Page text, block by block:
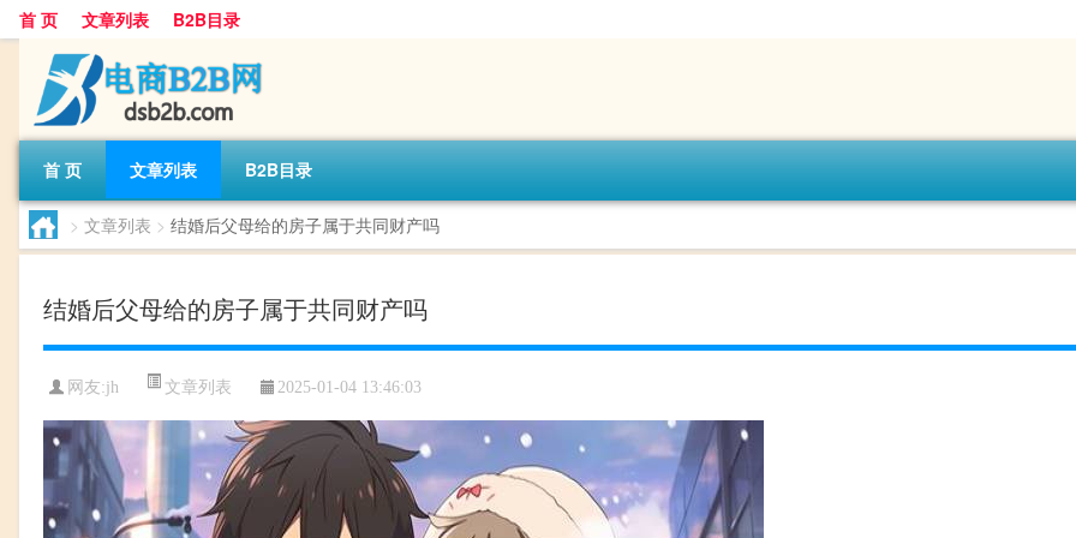
首 页 文章列表 B2B目录
首 页 文章列表 B2B目录
> 文章列表 > 结婚后父母给的房子属于共同财产吗
结婚后父母给的房子属于共同财产吗
网友:jh 文章列表 2025-01-04 13:46:03